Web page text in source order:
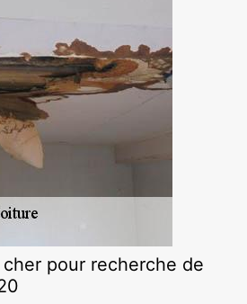
pour recherche de